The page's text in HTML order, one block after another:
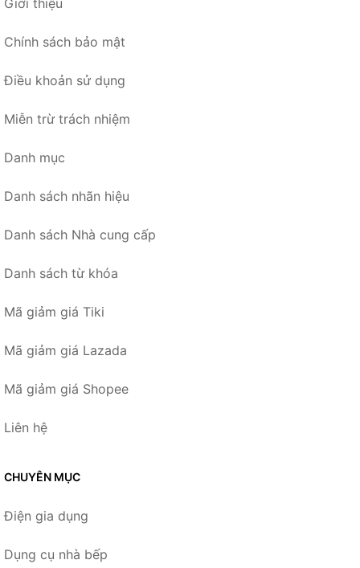
Giới thiệu
Chính sách bảo mật
Điều khoản sử dụng
Miễn trừ trách nhiệm
Danh mục
Danh sách nhãn hiệu
Danh sách Nhà cung cấp
Danh sách từ khóa
Mã giảm giá Tiki
Mã giảm giá Lazada
Mã giảm giá Shopee
Liên hệ
CHUYÊN MỤC
Điện gia dụng
Dụng cụ nhà bếp